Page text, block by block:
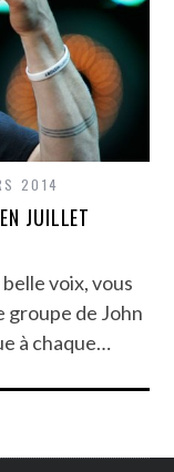
2014
JUILLET
voix, vous
groupe de John
à chaque…